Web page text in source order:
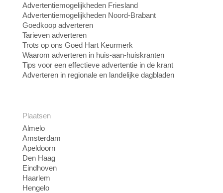
Advertentiemogelijkheden Friesland
Advertentiemogelijkheden Noord-Brabant
Goedkoop adverteren
Tarieven adverteren
Trots op ons Goed Hart Keurmerk
Waarom adverteren in huis-aan-huiskranten
Tips voor een effectieve advertentie in de krant
Adverteren in regionale en landelijke dagbladen
Plaatsen
Almelo
Amsterdam
Apeldoorn
Den Haag
Eindhoven
Haarlem
Hengelo